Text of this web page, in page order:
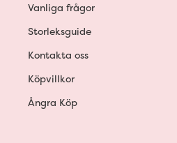
Vanliga frågor
Storleksguide
Kontakta oss
Köpvillkor
Ångra Köp